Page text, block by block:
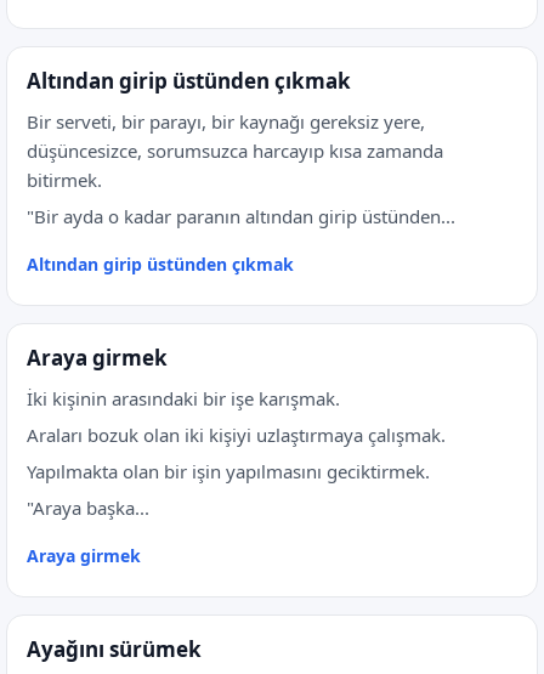
Altından girip üstünden çıkmak
Bir serveti, bir parayı, bir kaynağı gereksiz yere,
düşüncesizce, sorumsuzca harcayıp kısa zamanda
bitirmek.
"Bir ayda o kadar paranın altından girip üstünden...
Altından girip üstünden çıkmak
Araya girmek
İki kişinin arasındaki bir işe karışmak.
Araları bozuk olan iki kişiyi uzlaştırmaya çalışmak.
Yapılmakta olan bir işin yapılmasını geciktirmek.
"Araya başka...
Araya girmek
Ayağını sürümek